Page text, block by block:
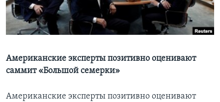
Learning English
Американские эксперты позитивно оценивают
саммит «Большой семерки»
Американские эксперты позитивно оценивают